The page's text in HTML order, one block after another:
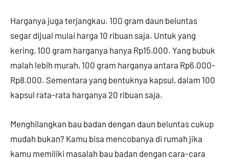
Harganya juga terjangkau. 100 gram daun beluntas
segar dijual mulai harga 10 ribuan saja. Untuk yang
kering, 100 gram harganya hanya Rp15.000. Yang bubuk
malah lebih murah, 100 gram harganya antara Rp6.000-
Rp8.000. Sementara yang bentuknya kapsul, dalam 100
kapsul rata-rata harganya 20 ribuan saja.
Menghilangkan bau badan dengan daun beluntas cukup
mudah bukan? Kamu bisa mencobanya di rumah jika
kamu memiliki masalah bau badan dengan cara-cara